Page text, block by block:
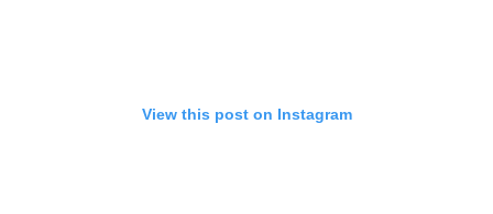
View this post on Instagram